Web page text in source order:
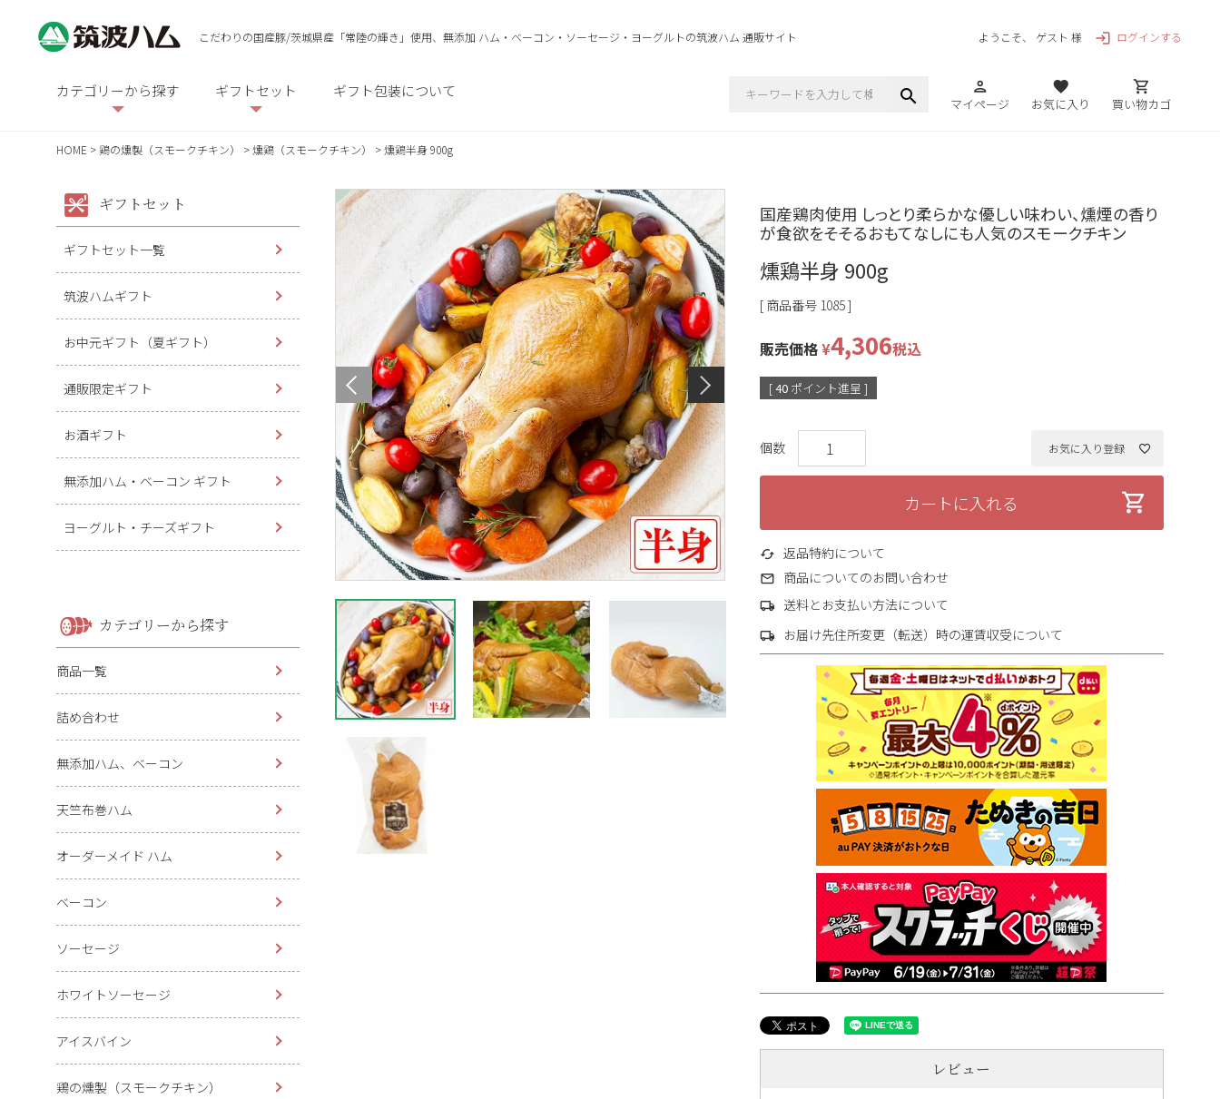
こだわりの国産豚/茨城県産「常陸の輝き」使用、無添加 ハム・ベーコン・ソーセージ・ヨーグルトの筑波ハム 通販サイト ようこそ、 ゲスト 様 login ログインする
カテゴリーから探す ギフトセット ギフト包装について search person
マイページ
favorite
お気に入り
shopping_cart
買い物カゴ
HOME 鶏の燻製（スモークチキン） 燻鶏（スモークチキン） 燻鶏半身 900g
ギフトセット
ギフトセット一覧
筑波ハムギフト
お中元ギフト（夏ギフト）
通販限定ギフト
お酒ギフト
無添加ハム・ベーコン ギフト
ヨーグルト・チーズギフト
カテゴリーから探す
商品一覧
詰め合わせ
無添加ハム、ベーコン
天竺布巻ハム
オーダーメイド ハム
ベーコン
ソーセージ
ホワイトソーセージ
アイスバイン
鶏の燻製（スモークチキン）
国産鶏肉使用 しっとり柔らかな優しい味わい、燻煙の香り
が食欲をそそるおもてなしにも人気のスモークチキン
燻鶏半身 900g
商品番号 1085
販売価格¥4,306税込
[40 ポイント進呈 ]
お気に入り登録
カートに入れる
返品特約について
商品についてのお問い合わせ
送料とお支払い方法について
お届け先住所変更（転送）時の運賃収受について
レビュー